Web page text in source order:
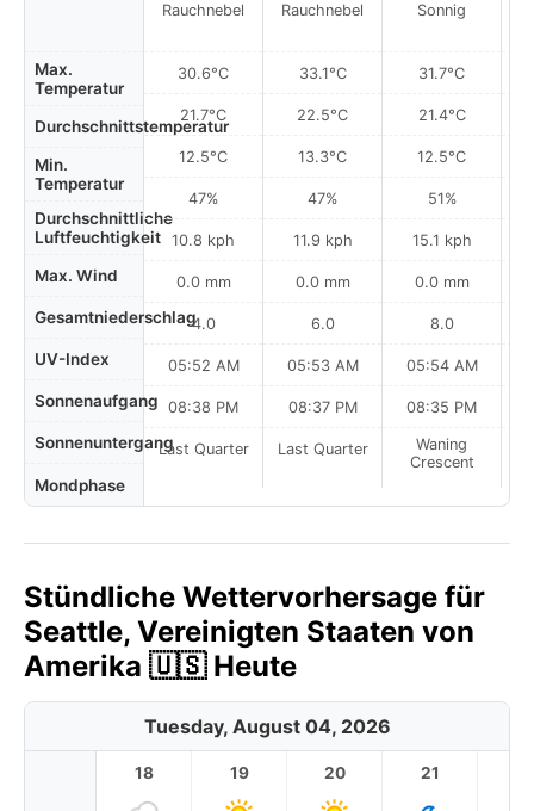
Max.
Temperatur
Durchschnittstemperatur
Min.
Temperatur
Durchschnittliche
Luftfeuchtigkeit
Max. Wind
Gesamtniederschlag
UV-Index
Sonnenaufgang
Sonnenuntergang
Mondphase
Rauchnebel
30.6°C
21.7°C
12.5°C
47%
10.8 kph
0.0 mm
4.0
05:52 AM
08:38 PM
Last Quarter
Rauchnebel
33.1°C
22.5°C
13.3°C
47%
11.9 kph
0.0 mm
6.0
05:53 AM
08:37 PM
Last Quarter
Sonnig
31.7°C
21.4°C
12.5°C
51%
15.1 kph
0.0 mm
8.0
05:54 AM
08:35 PM
Waning
Crescent
Stündliche Wettervorhersage für
Seattle, Vereinigten Staaten von
Amerika 🇺🇸 Heute
Tuesday, August 04, 2026
18 19 20 21